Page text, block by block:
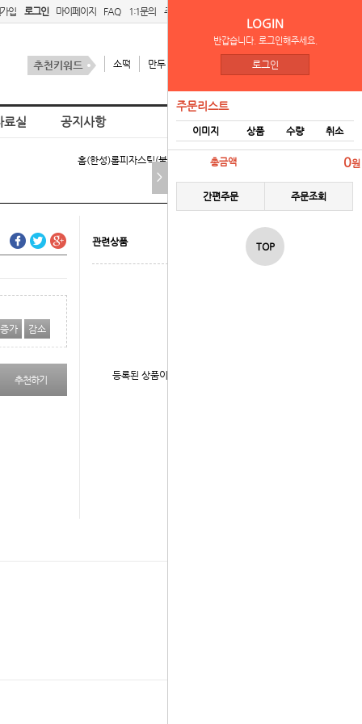
입 로그인 마이페이지 FAQ 1:1문의 주문리스트
소떡 만두
료실 공지사항
홈(한성)롤피자스틱(불닭)행사 > 냉동식품
LOGIN
반갑습니다. 로그인해주세요.
로그인
주문리스트
이미지 상품 수량 취소
총금액 0원
간편주문 주문조회
TOP
>
증가
감소
추천하기
관련상품
등록된 상품이 없습니다.